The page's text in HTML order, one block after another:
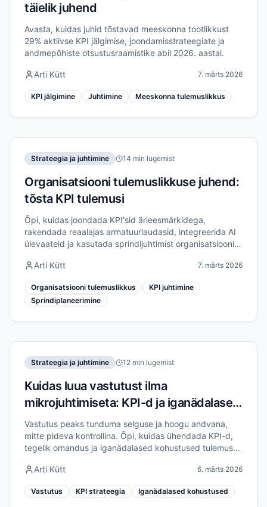
täielik juhend
Avasta, kuidas juhid tõstavad meeskonna tootlikkust
29% aktiivse KPI jälgimise, joondamisstrateegiate ja
andmepõhiste otsustusraamistike abil 2026. aastal.
Arti Kütt 7. märts 2026
KPI jälgimine Juhtimine Meeskonna tulemuslikkus
Strateegia ja juhtimine 14 min lugemist
Organisatsiooni tulemuslikkuse juhend:
tõsta KPI tulemusi
Õpi, kuidas joondada KPI'sid ärieesmärkidega,
rakendada reaalajas armatuurlaudasid, integreerida AI
ülevaateid ja kasutada sprindijuhtimist organisatsiooni
Arti Kütt
7. märts 2026
Organisatsiooni tulemuslikkus
KPI juhtimine
Sprindiplaneerimine
Strateegia ja juhtimine 12 min lugemist
Kuidas luua vastutust ilma
mikrojuhtimiseta: KPI-d ja iganädalased
kohustused
Vastutus peaks tunduma selguse ja hoogu andvana,
mitte pideva kontrollina. Õpi, kuidas ühendada KPI-d,
tegelik omandus ja iganädalased kohustused tulemuste
Arti Kütt
6. märts 2026
Vastutus KPI strateegia Iganädalased kohustused